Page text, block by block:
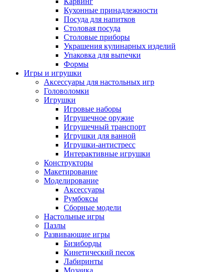
Кухонные принадлежности
Посуда для напитков
Столовая посуда
Столовые приборы
Украшения кулинарных изделий
Упаковка для выпечки
Формы
Игры и игрушки
Аксессуары для настольных игр
Головоломки
Игрушки
Игровые наборы
Игрушечное оружие
Игрушечный транспорт
Игрушки для ванной
Игрушки-антистресс
Интерактивные игрушки
Конструкторы
Макетирование
Моделирование
Аксессуары
Румбоксы
Сборные модели
Настольные игры
Пазлы
Развивающие игры
Бизиборды
Кинетический песок
Лабиринты
Мозаика